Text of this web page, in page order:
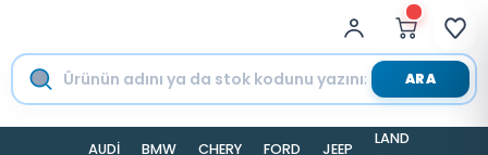
ARA
AUDİ BMW CHERY FORD JEEP
LAND